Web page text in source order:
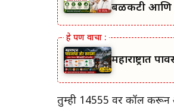
बळकटी आणि
महाराष्ट्रात
तुम्ही 14555 वर कॉल करून